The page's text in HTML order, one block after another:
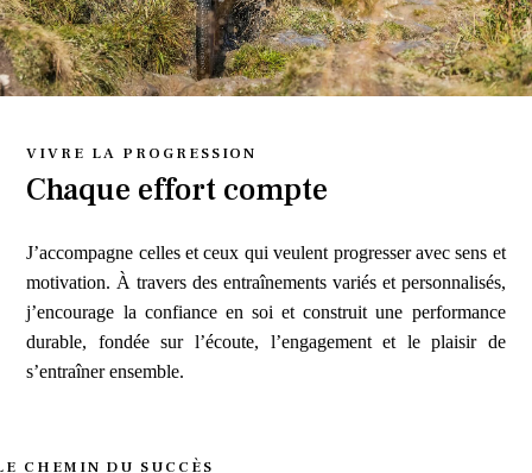
VIVRE LA PROGRESSION
Chaque effort compte
J’accompagne celles et ceux qui veulent progresser avec sens et
motivation. À travers des entraînements variés et personnalisés,
j’encourage la confiance en soi et construit une performance
durable, fondée sur l’écoute, l’engagement et le plaisir de
s’entraîner ensemble.
CHEMIN DU SUCCÈS